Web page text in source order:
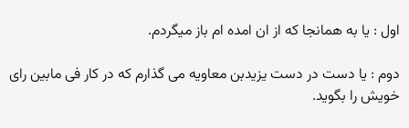
اول : یا به همانجا که از ان امده ام باز میگردم.
دوم : یا دست در دست یزیدبن معاویه می گذارم که در کار فی مابین رای
خویش را بگوید.